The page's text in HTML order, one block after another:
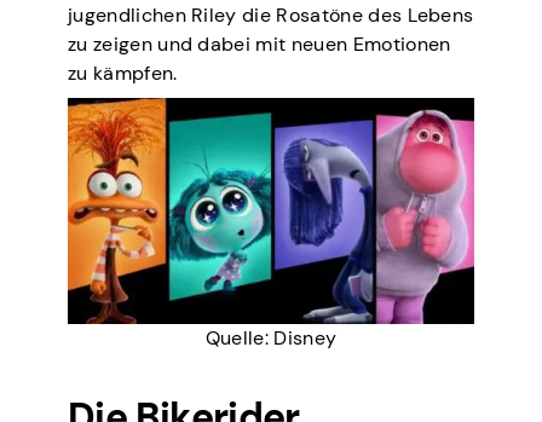
jugendlichen Riley die Rosatöne des Lebens
zu zeigen und dabei mit neuen Emotionen
zu kämpfen.
Quelle: Disney